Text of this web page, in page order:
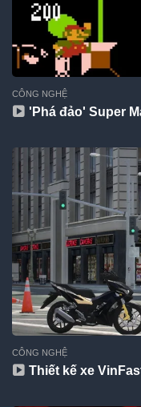
CÔNG NGHỆ
'Phá đảo' Super
CÔNG NGHỆ
Thiết kế xe